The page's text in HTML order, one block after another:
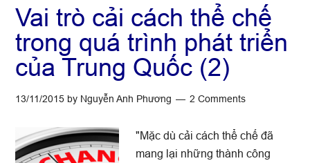
chế
trong
quá
trình
phát
triển
Trung
Quốc
Vai trò cải cách thể chế
trong quá trình phát triển
của Trung Quốc (2)
13/11/2015 by Nguyễn Anh Phương 2 Comments
"Mặc dù cải cách thể chế đã
mang lại những thành công